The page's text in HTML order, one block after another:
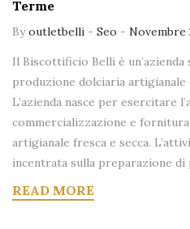
Terme
Byoutletbelli - Seo - Novembre
Il Biscottificio Belli è un’azienda
produzione dolciaria
L’azienda nasce per esercitare
commercializzazione e
artigianale fresca e secca.
incentrata sulla preparazione
READ MORE